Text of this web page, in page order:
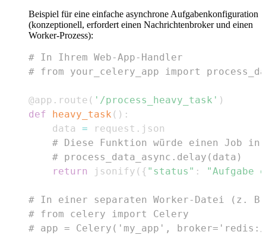
Beispiel für eine einfache asynchrone Aufgabenkonfiguration
(konzeptionell, erfordert einen Nachrichtenbroker und einen
Worker-Prozess):
# In Ihrem Web-App-Handler
# from your_celery_app import
@app . route ( '/process_heavy_task' )
def
heavy_task ( ) :
    data
= request .
# Diese Funktion würde einen Job
# process_data_async.delay(data)
return
jsonify ( { "status" :
# In einer separaten Worker-Datei (z.
# from celery import Celery
# app = Celery('my_app',